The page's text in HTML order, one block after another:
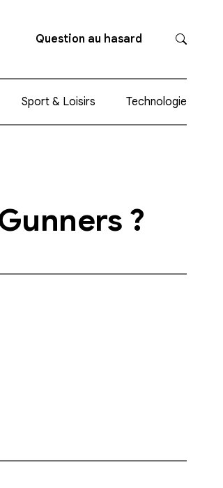
Question au hasard
Sport & Loisirs Technologie
?